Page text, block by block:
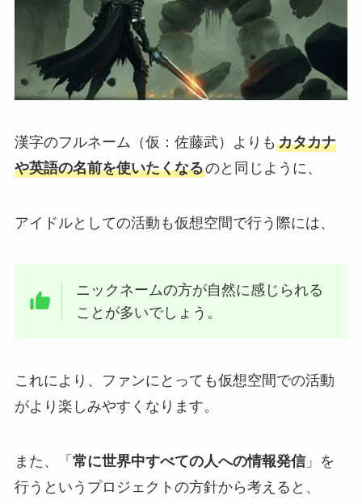
漢字のフルネーム（仮：佐藤武）よりも カタカナ
や英語の名前を使いたくなるのと同じように、
アイドルとしての活動も仮想空間で行う際には、
ニックネームの方が自然に感じられる
ことが多いでしょう。
これにより、ファンにとっても仮想空間での活動
がより楽しみやすくなります。
また、「 常に世界中すべての人への情報発信」を
行うというプロジェクトの方針から考えると、